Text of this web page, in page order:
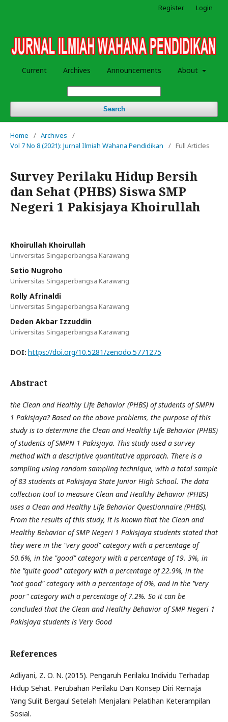
Current Archives Announcements About
Search
Register Login
Home / Archives
/
Vol 7 No 8 (2021): Jurnal Ilmiah Wahana Pendidikan
/ Full Articles
Survey Perilaku Hidup Bersih
dan Sehat (PHBS) Siswa SMP
Negeri 1 Pakisjaya Khoirullah
Khoirullah Khoirullah
Universitas Singaperbangsa Karawang
Setio Nugroho
Universitas Singaperbangsa Karawang
Rolly Afrinaldi
Universitas Singaperbangsa Karawang
Deden Akbar Izzuddin
Universitas Singaperbangsa Karawang
DOI: https://doi.org/10.5281/zenodo.5771275
Abstract
the Clean and Healthy Life Behavior (PHBS) of students of SMPN
1 Pakisjaya? Based on the above problems, the purpose of this
study is to determine the Clean and Healthy Life Behavior (PHBS)
of students of SMPN 1 Pakisjaya. This study used a survey
method with a descriptive quantitative approach. There is a
sampling using random sampling technique, with a total sample
of 83 students at Pakisjaya State Junior High School. The data
collection tool to measure Clean and Healthy Behavior (PHBS)
uses a Clean and Healthy Life Behavior Questionnaire (PHBS).
From the results of this study, it is known that the Clean and
Healthy Behavior of SMP Negeri 1 Pakisjaya students stated that
they were in the "very good" category with a percentage of
50.6%, in the "good" category with a percentage of 19. 3%, in
the "quite good" category with a percentage of 22.9%, in the
"not good" category with a percentage of 0%, and in the "very
poor" category with a percentage of 7.2%. So it can be
concluded that the Clean and Healthy Behavior of SMP Negeri 1
Pakisjaya students is Very Good
References
Adliyani, Z. O. N. (2015). Pengaruh Perilaku Individu Terhadap
Hidup Sehat. Perubahan Perilaku Dan Konsep Diri Remaja
Yang Sulit Bergaul Setelah Menjalani Pelatihan Keterampilan
Sosial.